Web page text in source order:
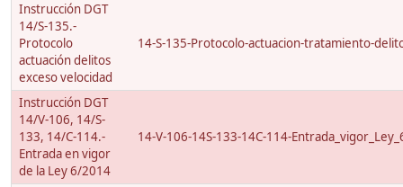
Instrucción DGT
14/S-135.-
Protocolo
actuación delitos
exceso velocidad
14-S-135-Protocolo-actuacion-tratamiento-
Instrucción DGT
14/V-106, 14/S-
133, 14/C-114.-
Entrada en vigor
de la Ley 6/2014
14-V-106-14S-133-14C-114-